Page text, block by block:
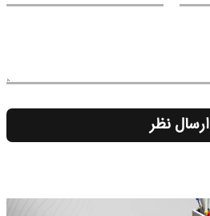
ارسال نظر